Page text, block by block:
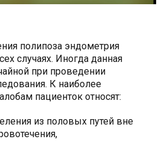
полипоза эндометрия
случаях. Иногда данная
при проведении
К наиболее
пациенток относят:
из половых путей вне